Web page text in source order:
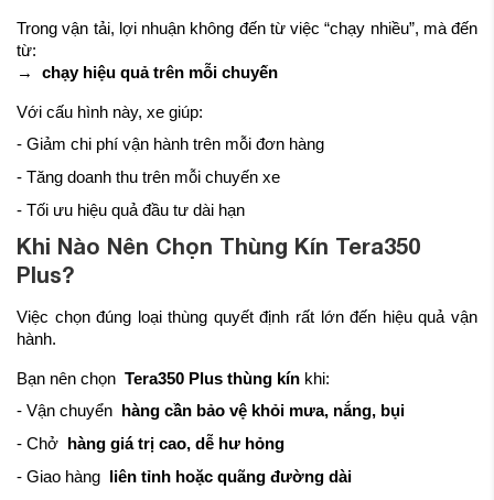
Trong vận tải, lợi nhuận không đến từ việc “chạy nhiều”, mà đến
từ:
→
chạy hiệu quả trên mỗi chuyến
Với cấu hình này, xe giúp:
- Giảm chi phí vận hành trên mỗi đơn hàng
- Tăng doanh thu trên mỗi chuyến xe
- Tối ưu hiệu quả đầu tư dài hạn
Khi Nào Nên Chọn Thùng Kín Tera350
Plus?
Việc chọn đúng loại thùng quyết định rất lớn đến hiệu quả vận
hành.
Bạn nên chọn Tera350 Plus thùng kín khi:
- Vận chuyển
hàng cần bảo vệ khỏi mưa, nắng, bụi
- Chở
hàng giá trị cao, dễ hư hỏng
- Giao hàng
liên tỉnh hoặc quãng đường dài